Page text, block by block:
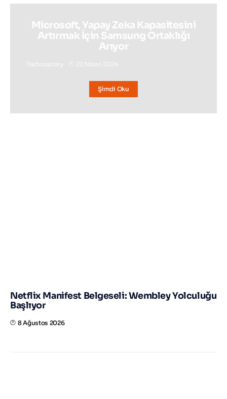
Microsoft, Yapay Zeka Kapasitesini
Artırmak İçin Samsung Ortaklığı
Arıyor
Şimdi Oku
Netflix Manifest Belgeseli: Wembley Yolculuğu
Başlıyor
8 Ağustos 2026